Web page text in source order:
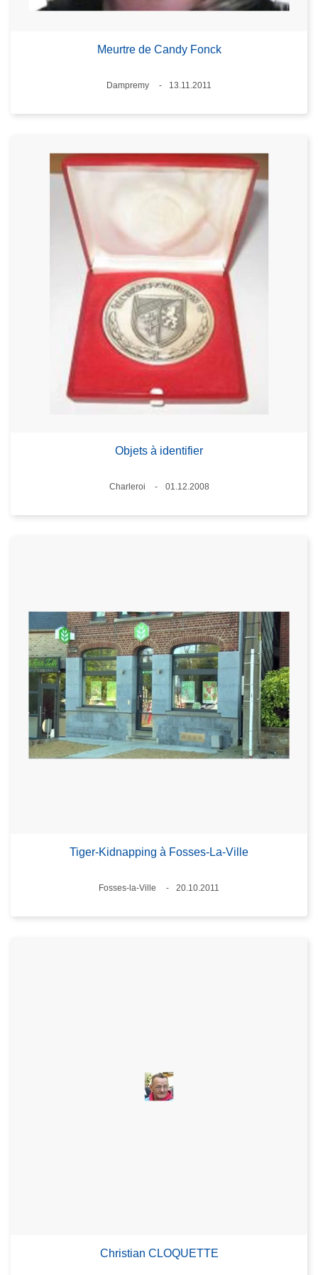
Meurtre de Candy Fonck
Lieux
Dampremy
13.11.2011
Objets à identifier
Lieux
Charleroi
01.12.2008
Tiger-Kidnapping à Fosses-La-Ville
Lieux
Fosses-la-Ville
20.10.2011
Christian CLOQUETTE